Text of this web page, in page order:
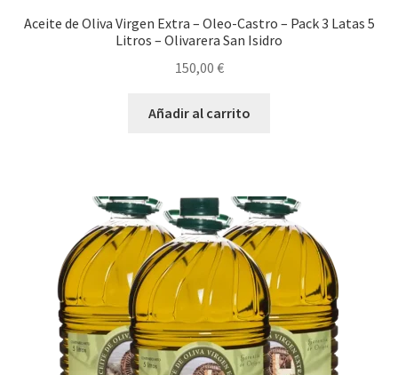
Aceite de Oliva Virgen Extra – Oleo-Castro – Pack 3 Latas 5
Litros – Olivarera San Isidro
150,00 €
Añadir al carrito